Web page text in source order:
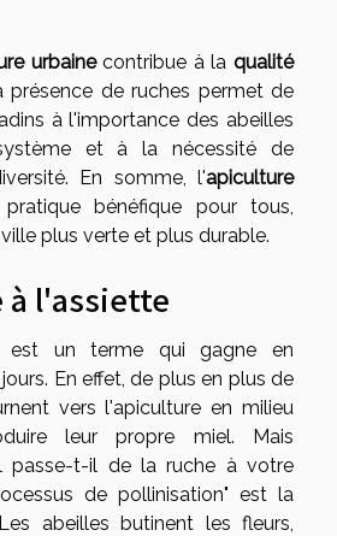
urbainecontribue à laqualité
de ruches permet de
à l'importance des abeilles
et à la nécessité de
En somme, l'apiculture
bénéfique pour tous,
plus verte et plus durable.
à l'assiette
est un terme qui gagne en
En effet, de plus en plus de
vers l'apiculture en milieu
leur propre miel. Mais
passe-t-il de la ruche à votre
de pollinisation" est la
abeilles butinent les fleurs,